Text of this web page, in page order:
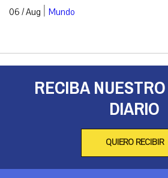
06 / Aug | Mundo
RECIBA
DIARIO
QUIERO RECIBIR